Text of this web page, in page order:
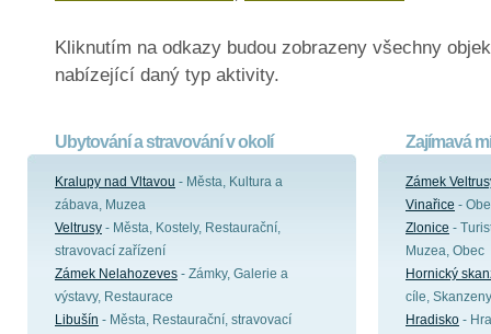
Kliknutím na odkazy budou zobrazeny všechny
nabízející daný typ aktivity.
Ubytování a stravování v okolí
Kralupy nad Vltavou - Města, Kultura a
zábava, Muzea
Veltrusy - Města, Kostely, Restaurační,
stravovací zařízení
Zámek Nelahozeves - Zámky, Galerie a
výstavy, Restaurace
Libušín - Města, Restaurační, stravovací
Zajímavá
Zámek
Vinařice -
Zlonice -
Muzea, Obec
Hornický
cíle,
Hradisko -